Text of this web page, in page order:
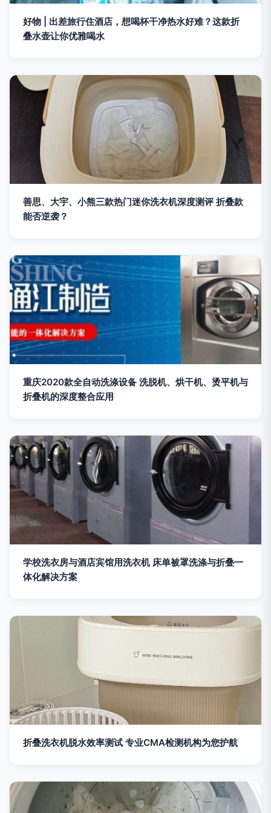
好物 | 出差旅行住酒店，想喝杯干净热水好难？这款折
叠水壶让你优雅喝水
善思、大宇、小熊三款热门迷你洗衣机深度测评 折叠款
能否逆袭？
重庆2020款全自动洗涤设备 洗脱机、烘干机、烫平机与
折叠机的深度整合应用
学校洗衣房与酒店宾馆用洗衣机 床单被罩洗涤与折叠一
体化解决方案
折叠洗衣机脱水效率测试 专业CMA检测机构为您护航